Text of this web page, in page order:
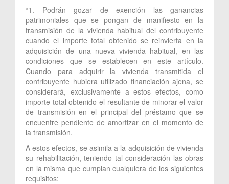
“1. Podrán gozar de exención las ganancias
patrimoniales que se pongan de manifiesto en la
transmisión de la vivienda habitual del contribuyente
cuando el importe total obtenido se reinvierta en la
adquisición de una nueva vivienda habitual, en las
condiciones que se establecen en este artículo.
Cuando para adquirir la vivienda transmitida el
contribuyente hubiera utilizado financiación ajena, se
considerará, exclusivamente a estos efectos, como
importe total obtenido el resultante de minorar el valor
de transmisión en el principal del préstamo que se
encuentre pendiente de amortizar en el momento de
la transmisión.
A estos efectos, se asimila a la adquisición de vivienda
su rehabilitación, teniendo tal consideración las obras
en la misma que cumplan cualquiera de los siguientes
requisitos: